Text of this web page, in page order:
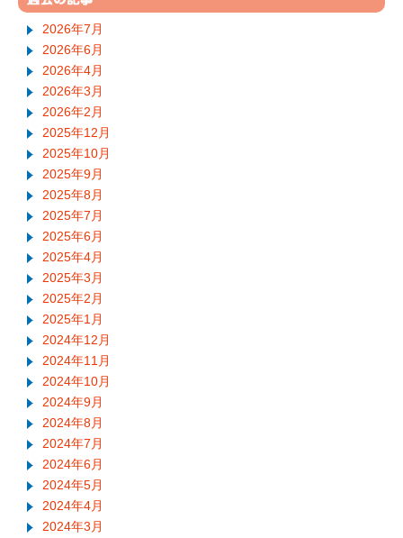
2026年7月
2026年6月
2026年4月
2026年3月
2026年2月
2025年12月
2025年10月
2025年9月
2025年8月
2025年7月
2025年6月
2025年4月
2025年3月
2025年2月
2025年1月
2024年12月
2024年11月
2024年10月
2024年9月
2024年8月
2024年7月
2024年6月
2024年5月
2024年4月
2024年3月